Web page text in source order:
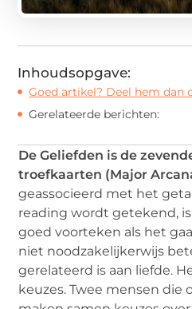
Inhoudsopgave:
Goed artikel? Deel hem dan
Gerelateerde berichten:
De Geliefden is de
troefkaarten (Major
geassocieerd met het
reading wordt getekend,
goed voorteken als het
niet noodzakelijkerwijs
gerelateerd is aan liefde.
keuzes. Twee mensen die